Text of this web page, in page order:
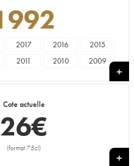
2017 2016
2015
2011 2010
2009
1995
1988
Cote actuelle
26€
(format 75cl)
+